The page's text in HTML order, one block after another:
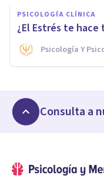
PSICOLOGÍA CLÍNICA
¿El Estrés te hace
Psicología Y
Consulta a